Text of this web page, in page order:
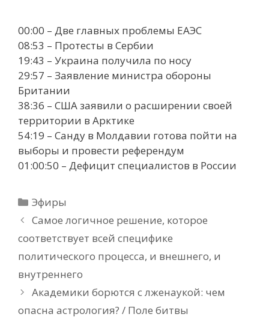
00:00 – Две главных проблемы ЕАЭС
08:53 – Протесты в Сербии
19:43 – Украина получила по носу
29:57 – Заявление министра обороны
Британии
38:36 – США заявили о расширении своей
территории в Арктике
54:19 – Санду в Молдавии готова пойти на
выборы и провести референдум
01:00:50 – Дефицит специалистов в России
Рубрики
Эфиры
Самое логичное решение, которое
соответствует всей специфике
политического процесса, и внешнего, и
внутреннего
Академики борются с лженаукой: чем
опасна астрология? / Поле битвы